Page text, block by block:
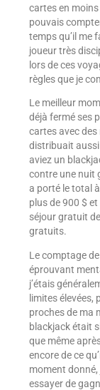
cartes en
pouvais
temps qu’il me
joueur très
lors de ces
règles que je
Le meilleur
déjà fermé ses
cartes avec des
distribuait
aviez un
contre une nuit
a porté le total
plus de 900 $
séjour gratuit
gratuits.
Le comptage
éprouvant
j’étais
limites
proches de ma
blackjack était
que même
encore de ce
moment donné,
essayer de